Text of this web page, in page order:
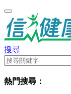
搜尋
熱門搜尋：